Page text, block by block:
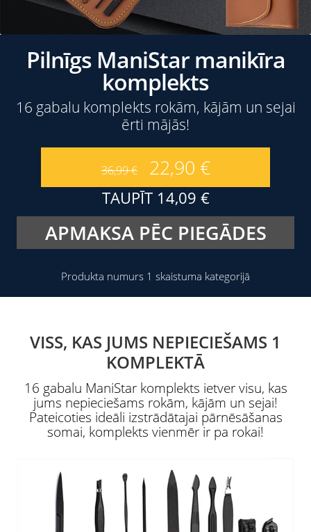
Pilnīgs ManiStar manikīra
komplekts
16 gabalu komplekts rokām, kājām un sejai
ērti mājās!
36,99€ 22,90 €
TAUPĪT 14,09 €
APMAKSA PĒC PIEGĀDES
Produkta numurs 1 skaistuma kategorijā
VISS, KAS JUMS NEPIECIEŠAMS 1
KOMPLEKTĀ
16 gabalu ManiStar komplekts ietver visu, kas
jums nepieciešams rokām, kājām un sejai!
Pateicoties ideāli izstrādātajai pārnēsāšanas
somai, komplekts vienmēr ir pa rokai!